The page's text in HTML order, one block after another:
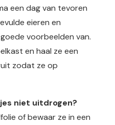
een dag van tevoren
eieren en
voorbeelden van.
en haal ze een
zodat ze op
niet uitdrogen?
of bewaar ze in een